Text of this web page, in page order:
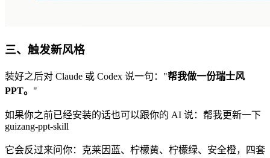
三、触发新风格
装好之后对 Claude 或 Codex 说一句："帮我做一份瑞士风
PPT。 "
如果你之前已经安装的话也可以跟你的 AI 说：帮我更新一下
guizang-ppt-skill
它会反过来问你：克莱因蓝、柠檬黄、柠檬绿、安全橙，四套